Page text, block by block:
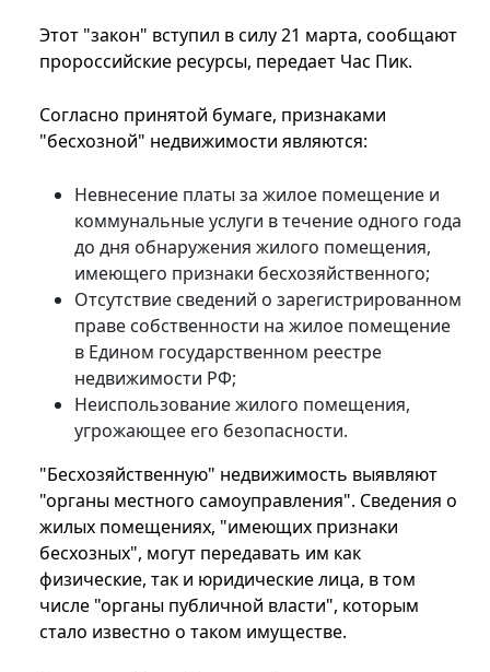
Этот "закон" вступил в силу 21 марта, сообщают
пророссийские ресурсы, передает Час Пик.
Согласно принятой бумаге, признаками
"бесхозной" недвижимости являются:
Невнесение платы за жилое помещение и
коммунальные услуги в течение одного года
до дня обнаружения жилого помещения,
имеющего признаки бесхозяйственного;
Отсутствие сведений о зарегистрированном
праве собственности на жилое помещение
в Едином государственном реестре
недвижимости РФ;
Неиспользование жилого помещения,
угрожающее его безопасности.
"Бесхозяйственную" недвижимость выявляют
"органы местного самоуправления". Сведения о
жилых помещениях, "имеющих признаки
бесхозных", могут передавать им как
физические, так и юридические лица, в том
числе "органы публичной власти", которым
стало известно о таком имуществе.